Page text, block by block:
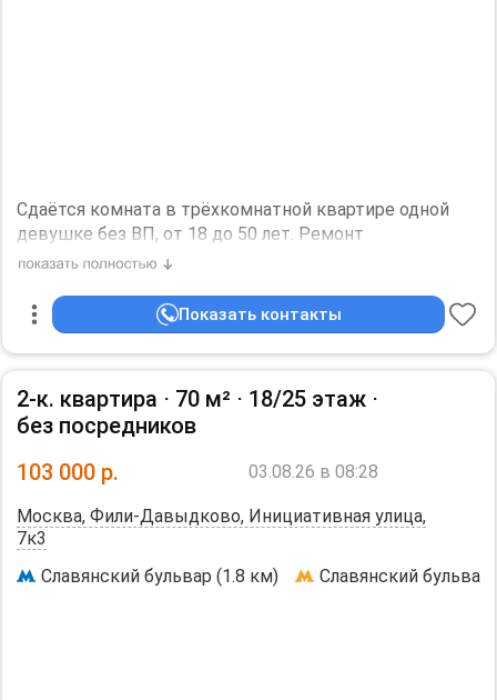
Сдаётся комната в трёхкомнатной квартире одной
девушке без ВП, от 18 до 50 лет. Ремонт
косметический. Хозяйка девушка 40л проживает в
раз в год на две недели. Муж проживает 3 недели в
году.
Необходим залог, 10000 р.
Показать контакты
2-к. квартира ⋅ 70 м² ⋅ 18/25 этаж ⋅
без посредников
103 000 р. 03.08.26 в 08:28
Москва, Фили-Давыдково, Инициативная улица,
7к3
Славянский бульвар (1.8 км)
Славянский бульвар